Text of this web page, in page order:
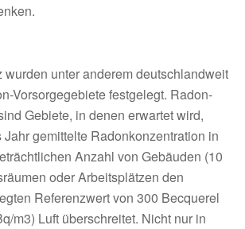
wurden unter anderem deutschlandweit
Vorsorgegebiete festgelegt. Radon-
Gebiete, in denen erwartet wird,
gemittelte Radonkonzentration in
Anzahl von Gebäuden (10
oder Arbeitsplätzen den
Referenzwert von 300 Becquerel
m3) Luft überschreitet. Nicht nur in